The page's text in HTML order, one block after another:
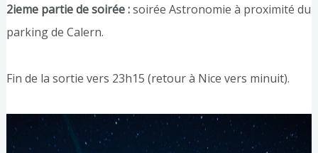
2ieme partie de soirée :soirée Astronomie à proximité du
parking de Calern.
Fin de la sortie vers 23h15 (retour à Nice vers minuit).